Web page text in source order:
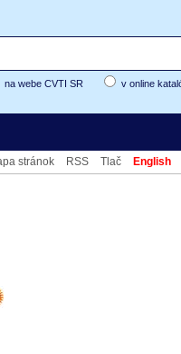
na webe CVTI SR v online
stránok RSS Tlač English